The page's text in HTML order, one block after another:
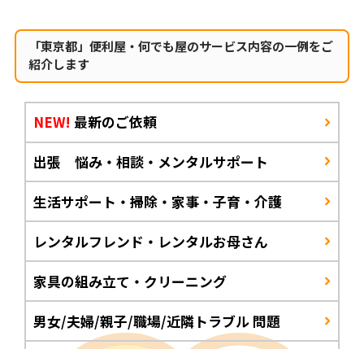
「東京都」便利屋・何でも屋のサービス内容の一例をご
紹介します
NEW! 最新のご依頼
出張 悩み・相談・メンタルサポート
生活サポート・掃除・家事・子育・介護
レンタルフレンド・レンタルお母さん
家具の組み立て・クリーニング
男女/夫婦/親子/職場/近隣トラブル 問題